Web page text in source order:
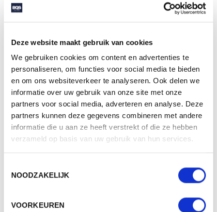
Deze website maakt gebruik van cookies
We gebruiken cookies om content en advertenties te
personaliseren, om functies voor social media te bieden
en om ons websiteverkeer te analyseren. Ook delen we
informatie over uw gebruik van onze site met onze
partners voor social media, adverteren en analyse. Deze
partners kunnen deze gegevens combineren met andere
informatie die u aan ze heeft verstrekt of die ze hebben
verzameld op basis van uw gebruik van hun services.
NOODZAKELIJK
VOORKEUREN
grondstof hout en voelen van nature zacht en soepel aan.
Functionele lus aan de achterkant van de kraag voor een schort.
Dit voorkomt dat het schort af glijdt.
Linkermouw met praktische paspelzak (1 x 5,5 cm).
Slim-fit.
Combineer met DCJF 8, de avantgarde koksbuis met lange
mouwen voor dames.
Bedruk of borduur naar wens.
koksbuizen. Je draagt dit stevige en comfortabele textiel met